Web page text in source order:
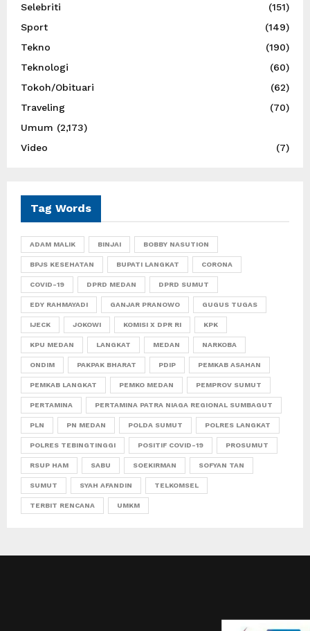
Selebriti
(151)
Sport
(149)
Tekno
(190)
Teknologi
(60)
Tokoh/Obituari
(62)
Traveling
(70)
Umum (2,173)
Video
(7)
Tag Words
ADAM MALIK BINJAI BOBBY NASUTION
BPJS KESEHATAN BUPATI LANGKAT CORONA
COVID-19 DPRD MEDAN DPRD SUMUT
EDY RAHMAYADI GANJAR PRANOWO GUGUS TUGAS
IJECK JOKOWI KOMISI X DPR RI KPK
KPU MEDAN LANGKAT MEDAN NARKOBA
ONDIM PAKPAK BHARAT PDIP PEMKAB ASAHAN
PEMKAB LANGKAT PEMKO MEDAN PEMPROV SUMUT
PERTAMINA PERTAMINA PATRA NIAGA REGIONAL SUMBAGUT
PLN PN MEDAN POLDA SUMUT POLRES LANGKAT
POLRES TEBINGTINGGI POSITIF COVID-19 PROSUMUT
RSUP HAM SABU SOEKIRMAN SOFYAN TAN
SUMUT SYAH AFANDIN TELKOMSEL
TERBIT RENCANA UMKM